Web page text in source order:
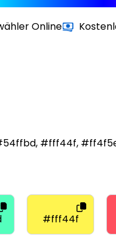
Online
#fff44f,
#fff44f